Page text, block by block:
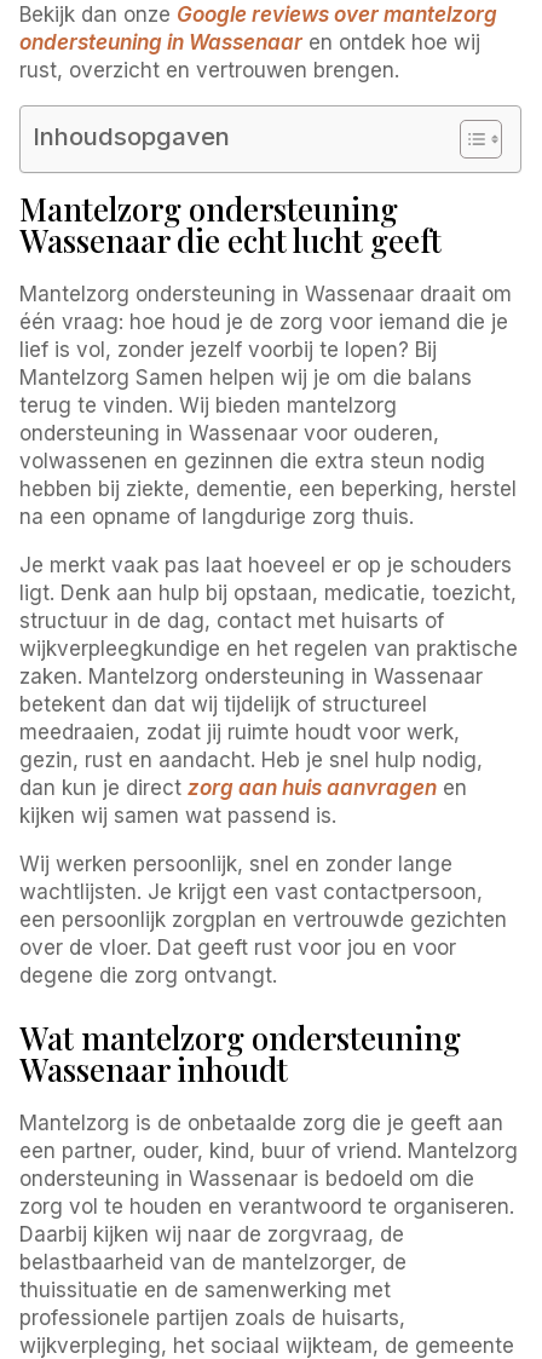
Bekijk dan onze Google reviews over mantelzorg
ondersteuning in Wassenaar en ontdek hoe wij
rust, overzicht en vertrouwen brengen.
Inhoudsopgaven
Mantelzorg ondersteuning
Wassenaar die echt lucht geeft
Mantelzorg ondersteuning in Wassenaar draait om
één vraag: hoe houd je de zorg voor iemand die je
lief is vol, zonder jezelf voorbij te lopen? Bij
Mantelzorg Samen helpen wij je om die balans
terug te vinden. Wij bieden mantelzorg
ondersteuning in Wassenaar voor ouderen,
volwassenen en gezinnen die extra steun nodig
hebben bij ziekte, dementie, een beperking, herstel
na een opname of langdurige zorg thuis.
Je merkt vaak pas laat hoeveel er op je schouders
ligt. Denk aan hulp bij opstaan, medicatie, toezicht,
structuur in de dag, contact met huisarts of
wijkverpleegkundige en het regelen van praktische
zaken. Mantelzorg ondersteuning in Wassenaar
betekent dan dat wij tijdelijk of structureel
meedraaien, zodat jij ruimte houdt voor werk,
gezin, rust en aandacht. Heb je snel hulp nodig,
dan kun je directzorg aan huis aanvragen en
kijken wij samen wat passend is.
Wij werken persoonlijk, snel en zonder lange
wachtlijsten. Je krijgt een vast contactpersoon,
een persoonlijk zorgplan en vertrouwde gezichten
over de vloer. Dat geeft rust voor jou en voor
degene die zorg ontvangt.
Wat mantelzorg ondersteuning
Wassenaar inhoudt
Mantelzorg is de onbetaalde zorg die je geeft aan
een partner, ouder, kind, buur of vriend. Mantelzorg
ondersteuning in Wassenaar is bedoeld om die
zorg vol te houden en verantwoord te organiseren.
Daarbij kijken wij naar de zorgvraag, de
belastbaarheid van de mantelzorger, de
thuissituatie en de samenwerking met
professionele partijen zoals de huisarts,
wijkverpleging, het sociaal wijkteam, de gemeente